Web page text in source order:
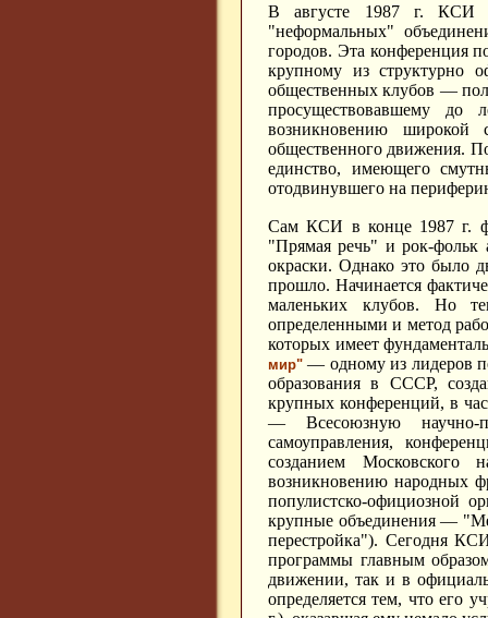
В августе 1987 г. КСИ
"неформальных"
городов. Эта конференция
крупному из структурно
общественных клубов —
просуществовавшему до
возникновению широкой
общественного движения.
единство, имеющего
отодвинувшего на
Сам КСИ в конце 1987 г.
"Прямая речь" и рок-фольк
окраски. Однако это было
прошло. Начинается
маленьких клубов. Но
определенными и метод
которых имеет
мир" — одному из лидеров
образования в СССР,
крупных конференций, в
— Всесоюзную научно-
самоуправления,
созданием
возникновению народных
популистско-официозной
крупные объединения —
перестройка"). Сегодня
программы главным
движении, так и в
определяется тем, что его